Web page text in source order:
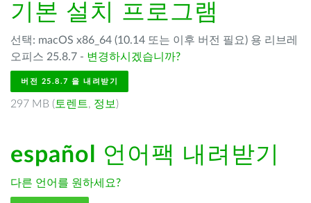
기본 설치 프로그램
선택: macOS x86_64 (10.14 또는 이후 버전 필요) 용 리브레
오피스 25.8.7 - 변경하시겠습니까?
버전 25.8.7 을 내려받기
297 MB ( 토렌트, 정보 )
español 언어팩 내려받기
다른 언어를 원하세요?